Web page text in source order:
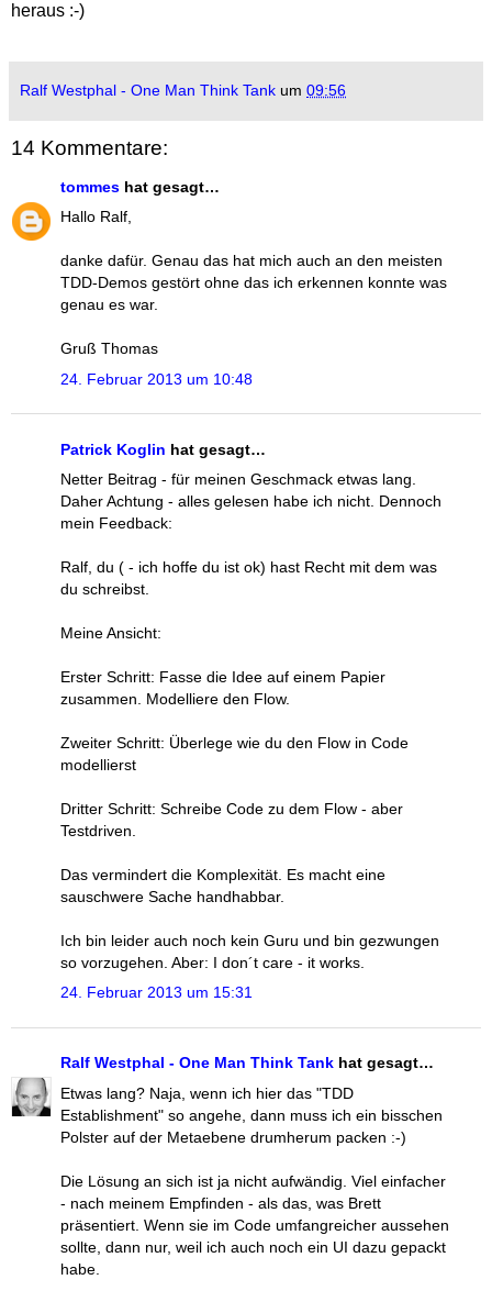
heraus :-)
Ralf Westphal - One Man Think Tank um 09:56
14 Kommentare:
tommes hat gesagt…
Hallo Ralf,
danke dafür. Genau das hat mich auch an den meisten
TDD-Demos gestört ohne das ich erkennen konnte was
genau es war.
Gruß Thomas
24. Februar 2013 um 10:48
Patrick Koglin hat gesagt…
Netter Beitrag - für meinen Geschmack etwas lang.
Daher Achtung - alles gelesen habe ich nicht. Dennoch
mein Feedback:
Ralf, du ( - ich hoffe du ist ok) hast Recht mit dem was
du schreibst.
Meine Ansicht:
Erster Schritt: Fasse die Idee auf einem Papier
zusammen. Modelliere den Flow.
Zweiter Schritt: Überlege wie du den Flow in Code
modellierst
Dritter Schritt: Schreibe Code zu dem Flow - aber
Testdriven.
Das vermindert die Komplexität. Es macht eine
sauschwere Sache handhabbar.
Ich bin leider auch noch kein Guru und bin gezwungen
so vorzugehen. Aber: I don´t care - it works.
24. Februar 2013 um 15:31
Ralf Westphal - One Man Think Tank hat gesagt…
Etwas lang? Naja, wenn ich hier das "TDD
Establishment" so angehe, dann muss ich ein bisschen
Polster auf der Metaebene drumherum packen :-)
Die Lösung an sich ist ja nicht aufwändig. Viel einfacher
- nach meinem Empfinden - als das, was Brett
präsentiert. Wenn sie im Code umfangreicher aussehen
sollte, dann nur, weil ich auch noch ein UI dazu gepackt
habe.